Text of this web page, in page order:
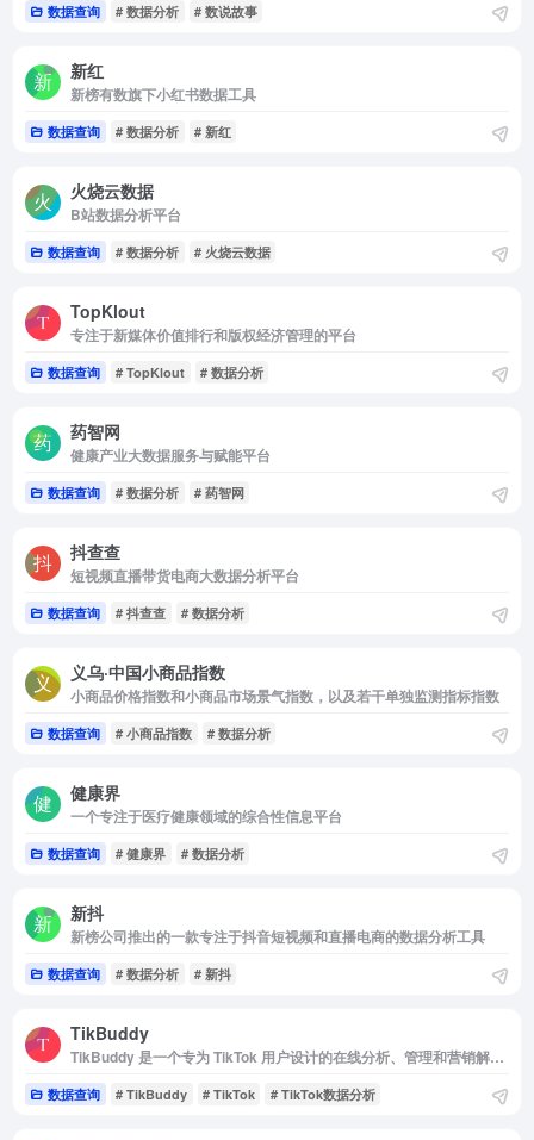
数据查询 # 数据分析 # 数说故事
新红
新榜有数旗下小红书数据工具
数据查询 # 数据分析 # 新红
火烧云数据
B站数据分析平台
数据查询 # 数据分析 # 火烧云数据
TopKlout
专注于新媒体价值排行和版权经济管理的平台
数据查询 # TopKlout # 数据分析
药智网
健康产业大数据服务与赋能平台
数据查询 # 数据分析 # 药智网
抖查查
短视频直播带货电商大数据分析平台
数据查询 # 抖查查 # 数据分析
义乌·中国小商品指数
小商品价格指数和小商品市场景气指数，以及若干单独监测指标指数
数据查询 # 小商品指数 # 数据分析
健康界
一个专注于医疗健康领域的综合性信息平台
数据查询 # 健康界 # 数据分析
新抖
新榜公司推出的一款专注于抖音短视频和直播电商的数据分析工具
数据查询 # 数据分析 # 新抖
TikBuddy
TikBuddy 是一个专为 TikTok 用户设计的在线分析、管理和营销解决方案平台。它提供免费的浏览器扩展程序，帮助用户轻松管理 TikTok 账户，并发现全球排名靠前的 TikTok 创作者。
数据查询 # TikBuddy # TikTok # TikTok数据分析